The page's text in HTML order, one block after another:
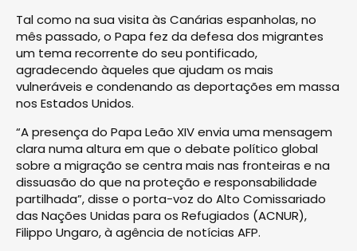
Tal como na sua visita às Canárias espanholas, no
mês passado, o Papa fez da defesa dos migrantes
um tema recorrente do seu pontificado,
agradecendo àqueles que ajudam os mais
vulneráveis e condenando as deportações em massa
nos Estados Unidos.
“A presença do Papa Leão XIV envia uma mensagem
clara numa altura em que o debate político global
sobre a migração se centra mais nas fronteiras e na
dissuasão do que na proteção e responsabilidade
partilhada”, disse o porta-voz do Alto Comissariado
das Nações Unidas para os Refugiados (ACNUR),
Filippo Ungaro, à agência de notícias AFP.